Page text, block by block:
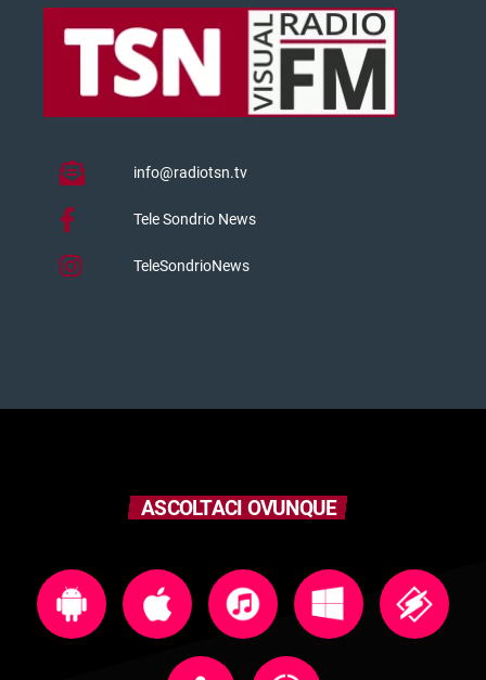
info@radiotsn.tv
Tele Sondrio News
TeleSondrioNews
ASCOLTACI OVUNQUE